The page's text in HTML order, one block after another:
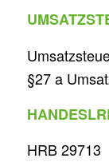
§27 a
HRB 29713